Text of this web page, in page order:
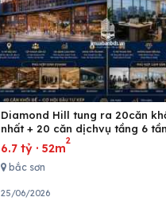
Diamond Hill tung ra 20căn
nhất + 20 căn dịchvụ tầng 6
ích
6.7 tỷ· 52m
2
bắc sơn
25/06/2026